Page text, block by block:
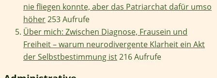
nie fliegen konnte, aber das Patriarchat dafür umso
höher253 Aufrufe
Über mich: Zwischen Diagnose, Frausein und
Freiheit – warum neurodivergente Klarheit ein Akt
der Selbstbestimmung ist216 Aufrufe